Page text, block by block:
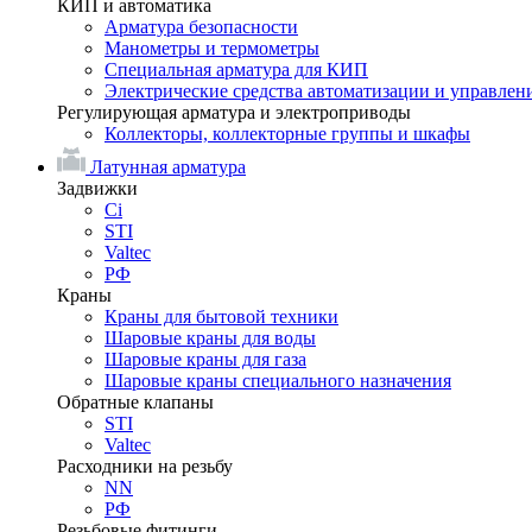
КИП и автоматика
Арматура безопасности
Манометры и термометры
Специальная арматура для КИП
Электрические средства автоматизации и
Регулирующая арматура и электроприводы
Коллекторы, коллекторные группы и шкафы
Латунная арматура
Задвижки
Ci
STI
Valtec
РФ
Краны
Краны для бытовой техники
Шаровые краны для воды
Шаровые краны для газа
Шаровые краны специального назначения
Обратные клапаны
STI
Valtec
Расходники на резьбу
NN
РФ